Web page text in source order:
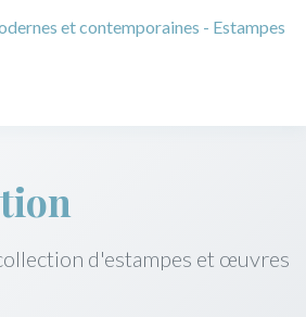
et contemporaines - Estampes
d'estampes et œuvres